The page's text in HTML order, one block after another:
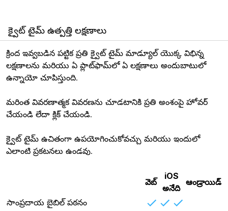
క్వైట్ టైమ్ ఉత్పత్తి లక్షణాలు
క్రింద ఇవ్వబడిన పట్టిక ప్రతి క్వైట్ టైమ్ మాడ్యూల్ యొక్క విభిన్న
లక్షణాలను మరియు ఏ ప్లాట్‌ఫామ్‌లో ఏ లక్షణాలు అందుబాటులో
ఉన్నాయో చూపిస్తుంది.
మరింత వివరణాత్మక వివరణను చూడటానికి ప్రతి అంశంపై హోవర్
చేయండి లేదా క్లిక్ చేయండి.
క్వైట్ టైమ్ ఉచితంగా ఉపయోగించుకోవచ్చు మరియు ఇందులో
ఎలాంటి ప్రకటనలు ఉండవు.
వెబ్
iOS
అనేది
ఆండ్రాయిడ్
సాంప్రదాయ బైబిల్ పఠనం